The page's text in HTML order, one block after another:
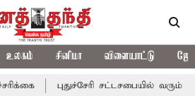
உலகம் சினிமா விளையாட்டு
புதுச்சேரி சட்டசபையில் வரும் 24ம் தேதி